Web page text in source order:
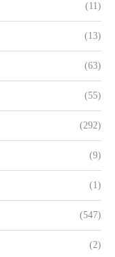
(11)
(13)
(63)
(55)
(292)
(9)
(1)
(547)
(2)